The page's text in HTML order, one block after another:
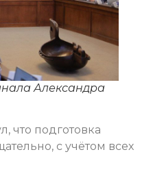
Александра
что подготовка
с учётом всех